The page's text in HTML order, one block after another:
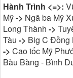
Hành Trình <=>:
Mỹ-> Ngã ba Mỹ
Long Thành ->
Tàu -> Big C Đồng
-> Cao tốc Mỹ
Bàu Bàng - Bình